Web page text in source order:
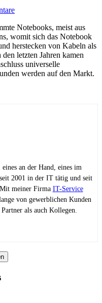
Notebooks, meist aus
womit sich das Notebook
herstecken von Kabeln als
letzten Jahren kamen
universelle
werden auf den Markt.
an der Hand, eines im
2001 in der IT tätig und seit
meiner Firma IT-Service
von gewerblichen Kunden
als auch Kollegen.